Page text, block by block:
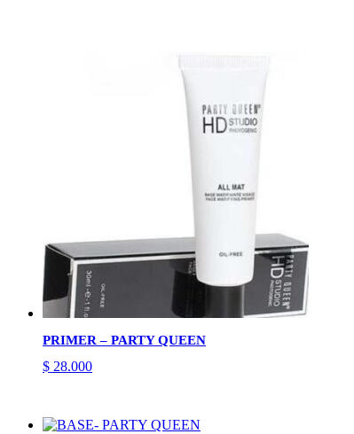
PRIMER – PARTY QUEEN
$ 28.000